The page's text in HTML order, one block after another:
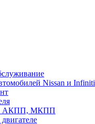
Nissan и Infiniti
в АКПП, МКПП